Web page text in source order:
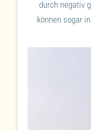
durch negativ
können sogar